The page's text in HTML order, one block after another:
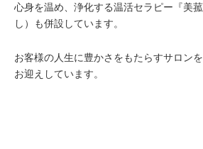
心身を温め、浄化する温活セラピー『美
し）も併設しています。
お客様の人生に豊かさをもたらすサロン
お迎えしています。